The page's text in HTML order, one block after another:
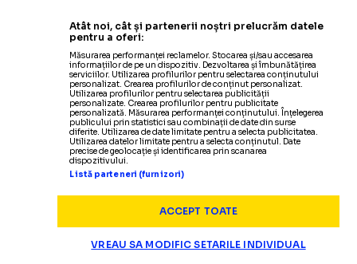
SUPERLIGA 22.11.2025
SE PREGĂTESC SĂ REVINĂ ACASĂ Anunțul șefului
LPF: „Când ne anunță, trimit imediat oameniisă facă
omologarea”
14.11.2025
CRISTIAN GEAMBAȘU Premiul Uniter pentru
Gino-Dani
SUPERLIGA 13.11.2025
CUMS-AVOTAT
Victor Angelescu,detaliidespre
adunarea generală a LPF: „Două
cluburi au votat împotrivă, unul
SUPERLIGA
ÎNCERCARE DE PUCI
LA ADUNAREA LPF!
Cine a fost persoana care astăzi a
o propunereanti-Gino
SUPERLIGA 12.11.2025
ROTARU, ACID LA
ADRESA LPF
Patronul U Craiova contestă
modificările statutului propuse de
Gino Iorgulescu:„M-amsimțit
Atât noi, cât și partenerii noștri prelucrăm datele
pentru a oferi:
Măsurarea performanței reclamelor. Stocarea și/sau accesarea
informațiilor de pe un dispozitiv. Dezvoltarea și îmbunătățirea
serviciilor. Utilizarea profilurilor pentru selectarea conținutului
personalizat. Crearea profilurilor de conținut personalizat.
Utilizarea profilurilor pentru selectarea publicității
personalizate. Crearea profilurilor pentru publicitate
personalizată. Măsurarea performanței conținutului. Înțelegerea
publicului prin statistici sau combinații de date din surse
diferite. Utilizarea de date limitate pentru a selecta publicitatea.
Utilizarea datelor limitate pentru a selecta conținutul. Date
precise de geolocație și identificarea prin scanarea
dispozitivului.
Listă parteneri (furnizori)
ACCEPT TOATE
VREAU SA MODIFIC SETARILE INDIVIDUAL